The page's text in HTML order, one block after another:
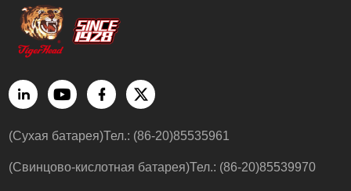
(Сухая батарея)Тел.: (86-20)85535961
(Свинцово-кислотная батарея)Тел.: (86-20)85539970